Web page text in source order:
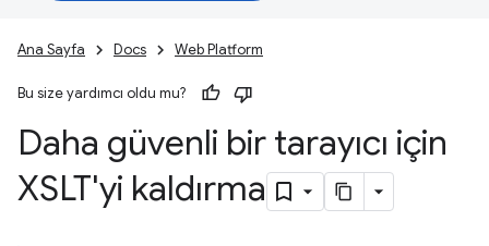
Ana Sayfa Docs Web Platform
Bu size yardımcı oldu mu?
Daha güvenli bir tarayıcı için
XSLT'yi kaldırma